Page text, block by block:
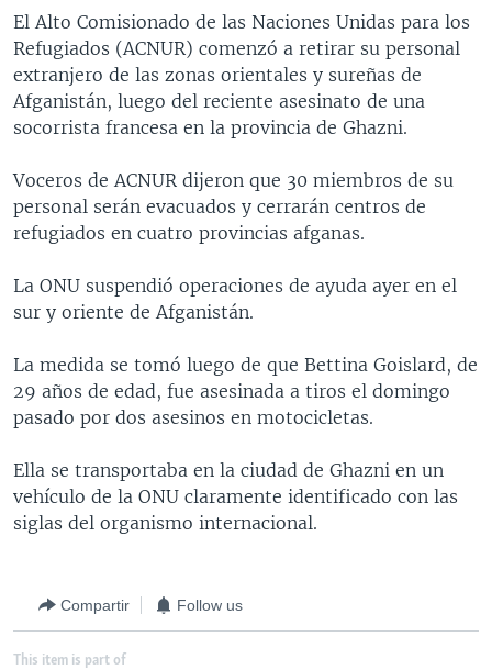
Salte
búsqueda
COLOMBIA
CHILE
PERÚ
VENEZUELA
BRASIL
COSTA RICA
EL SALVADOR
GUATEMALA
NICARAGUA
OTRAS SECCIONES
INMIGRACIÓN
LIBERTAD DE PRENSA
ECONOMÍA
ENTRETENIMIENTO Y CULTURA
TECNOLOGÍA
DEPORTES
CIENCIA Y SALUD
ESPECIALES DE LA VOA
LIBERTAD DE PRENSA
MULTIMEDIA
VIDEOS
FOTOGRAFÍA
AUDIOS
PROGRAMAS TV
EL MUNDO AL DÍA
FORO INTERAMERICANO
VISIÓN 360
LAS CLAVES
PANORAMA
RADIO
AVANCE INFORMATIVO
AUDIONOTICIAS
BUENOS DÍAS AMÉRICA
ESTADOS UNIDOS AL DÍA
EL MUNDO AL DÍA [RADIO]
FORO [RADIO]
ENTRETENIMIENTO
DIRECT
DOCUMENTALES DE LA VOA
Learning English
SÍGANOS
El Alto Comisionado de las Naciones Unidas para los
Refugiados (ACNUR) comenzó a retirar su personal
extranjero de las zonas orientales y sureñas de
Afganistán, luego del reciente asesinato de una
socorrista francesa en la provincia de Ghazni.
Voceros de ACNUR dijeron que 30 miembros de su
personal serán evacuados y cerrarán centros de
refugiados en cuatro provincias afganas.
La ONU suspendió operaciones de ayuda ayer en el
sur y oriente de Afganistán.
La medida se tomó luego de que Bettina Goislard, de
29 años de edad, fue asesinada a tiros el domingo
pasado por dos asesinos en motocicletas.
Ella se transportaba en la ciudad de Ghazni en un
vehículo de la ONU claramente identificado con las
siglas del organismo internacional.
Compartir Follow us
This item is part of